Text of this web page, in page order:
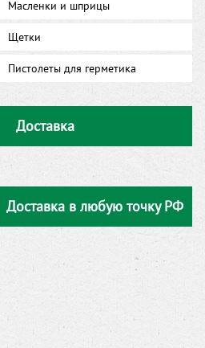
Масленки и шприцы
Щетки
Пистолеты для герметика
Доставка
Доставка в любую точку РФ